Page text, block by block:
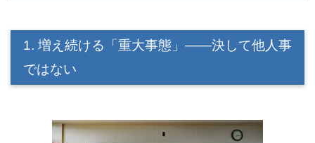
1. 増え続ける「重大事態」――決して他人事
ではない